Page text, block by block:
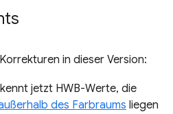
in dieser Version:
jetzt HWB-Werte, die
des Farbraums liegen